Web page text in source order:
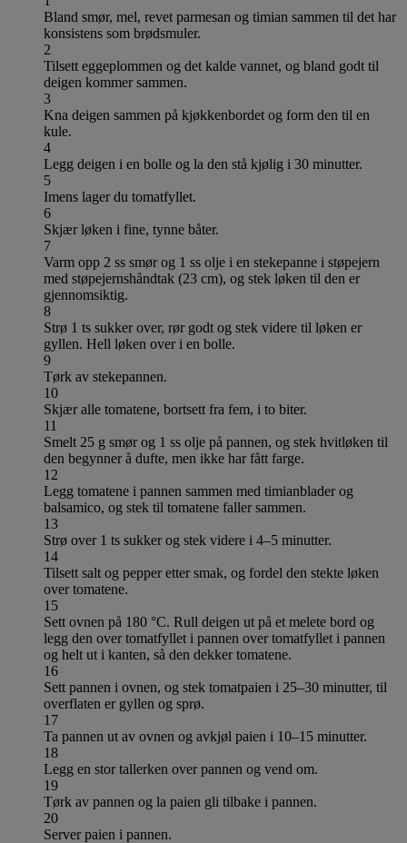
Bland smør, mel, revet parmesan og timian sammen til det har
konsistens som brødsmuler.
2
Tilsett eggeplommen og det kalde vannet, og bland godt til
deigen kommer sammen.
3
Kna deigen sammen på kjøkkenbordet og form den til en
kule.
4
Legg deigen i en bolle og la den stå kjølig i 30 minutter.
5
Imens lager du tomatfyllet.
6
Skjær løken i fine, tynne båter.
7
Varm opp 2 ss smør og 1 ss olje i en stekepanne i støpejern
med støpejernshåndtak (23 cm), og stek løken til den er
gjennomsiktig.
8
Strø 1 ts sukker over, rør godt og stek videre til løken er
gyllen. Hell løken over i en bolle.
9
Tørk av stekepannen.
10
Skjær alle tomatene, bortsett fra fem, i to biter.
11
Smelt 25 g smør og 1 ss olje på pannen, og stek hvitløken til
den begynner å dufte, men ikke har fått farge.
12
Legg tomatene i pannen sammen med timianblader og
balsamico, og stek til tomatene faller sammen.
13
Strø over 1 ts sukker og stek videre i 4–5 minutter.
14
Tilsett salt og pepper etter smak, og fordel den stekte løken
over tomatene.
15
Sett ovnen på 180 °C. Rull deigen ut på et melete bord og
legg den over tomatfyllet i pannen over tomatfyllet i pannen
og helt ut i kanten, så den dekker tomatene.
16
Sett pannen i ovnen, og stek tomatpaien i 25–30 minutter, til
overflaten er gyllen og sprø.
17
Ta pannen ut av ovnen og avkjøl paien i 10–15 minutter.
18
Legg en stor tallerken over pannen og vend om.
19
Tørk av pannen og la paien gli tilbake i pannen.
20
Server paien i pannen.